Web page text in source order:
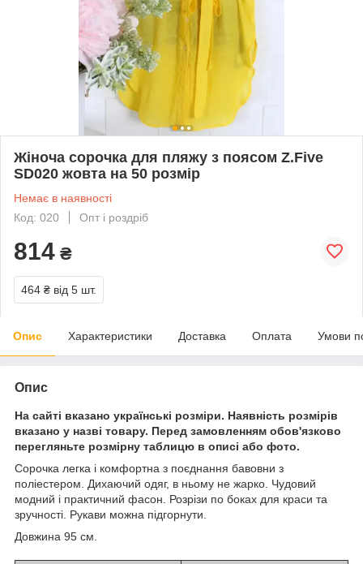
Жіноча сорочка для пляжу з поясом Z.Five
SD020 жовта на 50 розмір
Немає в наявності
Код: 020
Опт і роздріб
814 ₴
464 ₴ від 5 шт.
Опис Характеристики Доставка Оплата Умови
Опис
На сайті вказано українські розміри. Наявність розмірів
вказано у назві товару. Перед замовленням обов'язково
перегляньте розмірну таблицю в описі або фото.
Сорочка легка і комфортна з поєднання бавовни з
поліестером. Дихаючий одяг, в ньому не жарко. Чудовий
модний і практичний фасон. Розрізи по боках для краси та
зручності. Рукави можна підгорнути.
Довжина 95 см.